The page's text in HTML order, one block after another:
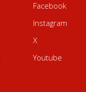
Facebook
Instagram
X
Youtube